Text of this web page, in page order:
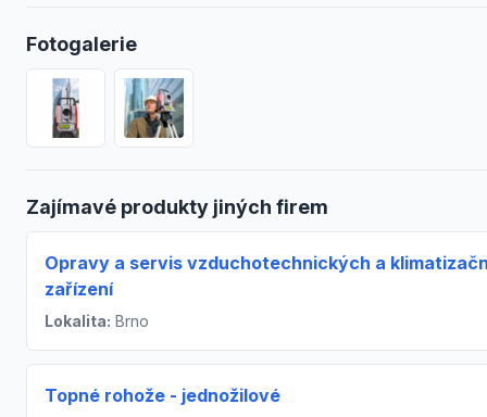
Fotogalerie
Zajímavé produkty jiných firem
Opravy a servis vzduchotechnických a
zařízení
Lokalita: Brno
Topné rohože - jednožilové